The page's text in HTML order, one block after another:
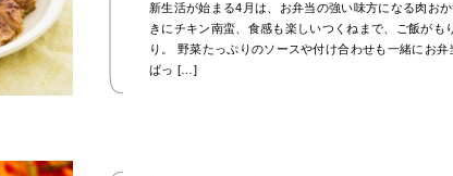
新生活が始まる4月は、お弁当の強い味方になる肉お
きにチキン南蛮、食感も楽しいつくねまで、ご飯がも
り。 野菜たっぷりのソースや付け合わせも一緒にお
ばっ […]